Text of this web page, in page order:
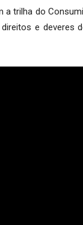
trilha do
e deveres